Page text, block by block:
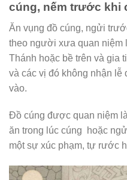
cúng, nếm trước khi
Ăn vụng đồ cúng, ngửi
theo người xưa quan niệm
Thánh hoặc bề trên và gia
và các vị đó không nhận lễ
vào.
Đồ cúng được quan niệm
ăn trong lúc cúng hoặc
một sự xúc phạm, tự rước